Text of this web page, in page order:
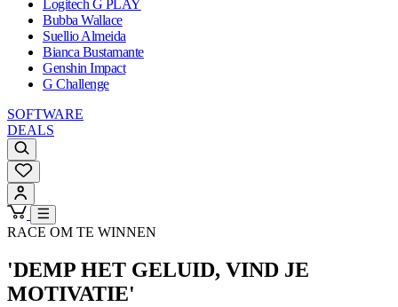
Logitech G PLAY
Bubba Wallace
Suellio Almeida
Bianca Bustamante
Genshin Impact
G Challenge
SOFTWARE
DEALS
RACE OM TE WINNEN
'DEMP HET GELUID, VIND JE
MOTIVATIE'